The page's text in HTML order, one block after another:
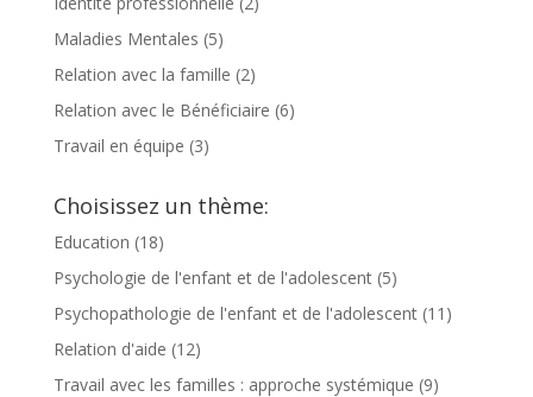
Maladies Mentales (5)
Relation avec la famille (2)
Relation avec le Bénéficiaire (6)
Travail en équipe (3)
Choisissez un thème:
Education (18)
Psychologie de l'enfant et de l'adolescent(5)
Psychopathologie de l'enfant et de l'adolescent(11)
Relation d'aide (12)
Travail avec les familles : approche systémique (9)